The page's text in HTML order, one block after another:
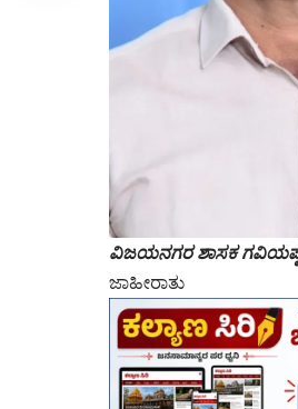
ವಿಜಯನಗರ ಶಾಸಕ
ಜಾಹೀರಾತು